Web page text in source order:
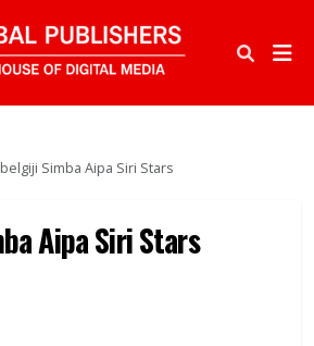
Simba Aipa Siri Stars
Aipa Siri Stars